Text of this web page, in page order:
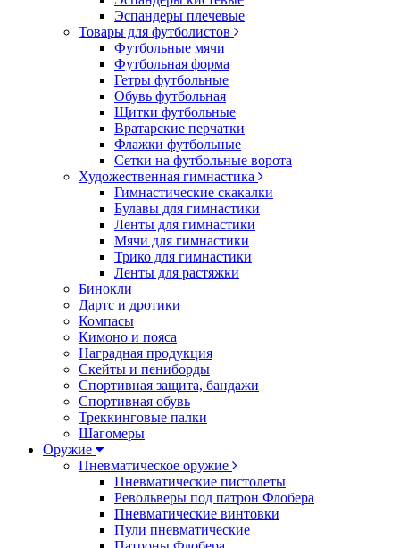
Эспандеры плечевые
Товары для футболистов
Футбольные мячи
Футбольная форма
Гетры футбольные
Обувь футбольная
Щитки футбольные
Вратарские перчатки
Флажки футбольные
Сетки на футбольные ворота
Художественная гимнастика
Гимнастические скакалки
Булавы для гимнастики
Ленты для гимнастики
Мячи для гимнастики
Трико для гимнастики
Ленты для растяжки
Бинокли
Дартс и дротики
Компасы
Кимоно и пояса
Наградная продукция
Скейты и пениборды
Спортивная защита, бандажи
Спортивная обувь
Треккинговые палки
Шагомеры
Оружие
Пневматическое оружие
Пневматические пистолеты
Револьверы под патрон Флобера
Пневматические винтовки
Пули пневматические